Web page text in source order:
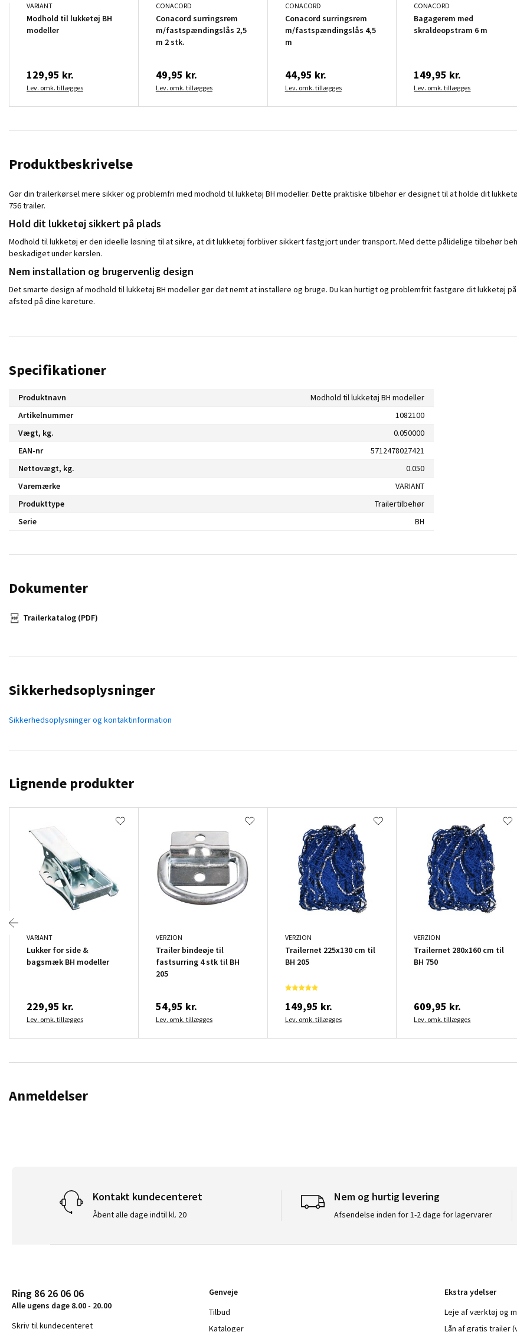
VARIANT
Modhold til lukketøj BH
modeller
129,95 kr.
Lev. omk. tillægges
CONACORD
Conacord surringsrem
m/fastspændingslås 2,5
m 2 stk.
49,95 kr.
Lev. omk. tillægges
CONACORD
Conacord surringsrem
m/fastspændingslås 4,5
m
44,95 kr.
Lev. omk. tillægges
CONACORD
Bagagerem med
skraldeopstram 6 m
149,95 kr.
Lev. omk. tillægges
Produktbeskrivelse
Gør din trailerkørsel mere sikker og problemfri med modhold til lukketøj BH modeller. Dette praktiske tilbehør er designet til at holde dit
756 trailer.
Hold dit lukketøj sikkert på plads
Modhold til lukketøj er den ideelle løsning til at sikre, at dit lukketøj forbliver sikkert fastgjort under transport. Med dette pålidelige tilbehør
beskadiget under kørslen.
Nem installation og brugervenlig design
Det smarte design af modhold til lukketøj BH modeller gør det nemt at installere og bruge. Du kan hurtigt og problemfrit fastgøre dit lukketøj
afsted på dine køreture.
Specifikationer
Produktnavn
Modhold til lukketøj BH modeller
Artikelnummer
1082100
Vægt, kg.
0.050000
EAN-nr
5712478027421
Nettovægt, kg.
0.050
Varemærke
VARIANT
Produkttype
Trailertilbehør
Serie
BH
Dokumenter
Trailerkatalog (PDF)
Sikkerhedsoplysninger
Sikkerhedsoplysninger og kontaktinformation
Lignende produkter
VARIANT
Lukker for side &
bagsmæk BH modeller
229,95 kr.
Lev. omk. tillægges
VERZION
Trailer bindeøje til
fastsurring 4 stk til BH
205
54,95 kr.
Lev. omk. tillægges
VERZION
Trailernet 225x130 cm til
BH 205
149,95 kr.
Lev. omk. tillægges
VERZION
Trailernet 280x160 cm til
BH 750
609,95 kr.
Lev. omk. tillægges
Anmeldelser
Kontakt kundecenteret
Åbent alle dage indtil kl. 20
Nem og hurtig levering
Afsendelse inden for 1-2 dage for lagervarer
Ring 86 26 06 06
Alle ugens dage 8.00 - 20.00
Skriv til kundecenteret
Genveje
Tilbud
Kataloger
Ekstra ydelser
Leje af værktøj og
Lån af gratis trailer